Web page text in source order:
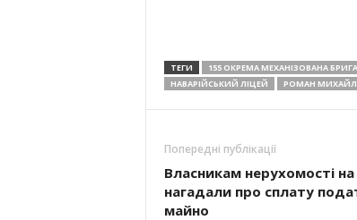
ТЕГИ 155 ОКРЕМА МЕХАНІЗОВАНА
НАВАРІЙСЬКИЙ ЛІЦЕЙ
РОМАН
Попередні публікації
Власникам нерухомості
нагадали про сплату
майно